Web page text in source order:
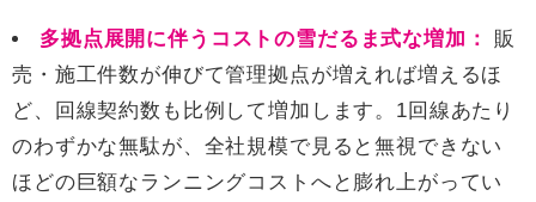
多拠点展開に伴うコストの雪だるま式な増加：
販
売・施工件数が伸びて管理拠点が増えれば増えるほ
ど、回線契約数も比例して増加します。1回線あたり
のわずかな無駄が、全社規模で見ると無視できない
ほどの巨額なランニングコストへと膨れ上がってい